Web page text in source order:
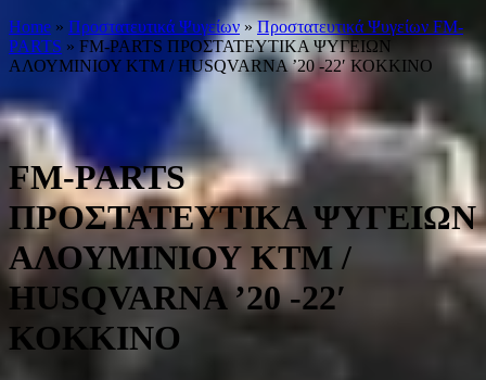
Home » Προστατευτικά Ψυγείων »Προστατευτικά Ψυγείων FM-
PARTS » FM-PARTS ΠΡΟΣΤΑΤΕΥΤΙΚΑ ΨΥΓΕΙΩΝ
ΑΛΟΥΜΙΝΙΟΥ KTM / HUSQVARNA ’20 -22′ ΚΟΚΚΙΝΟ
FM-PARTS
ΠΡΟΣΤΑΤΕΥΤΙΚΑ ΨΥΓΕΙΩΝ
ΑΛΟΥΜΙΝΙΟΥ KTM /
HUSQVARNA ’20 -22′
ΚΟΚΚΙΝΟ